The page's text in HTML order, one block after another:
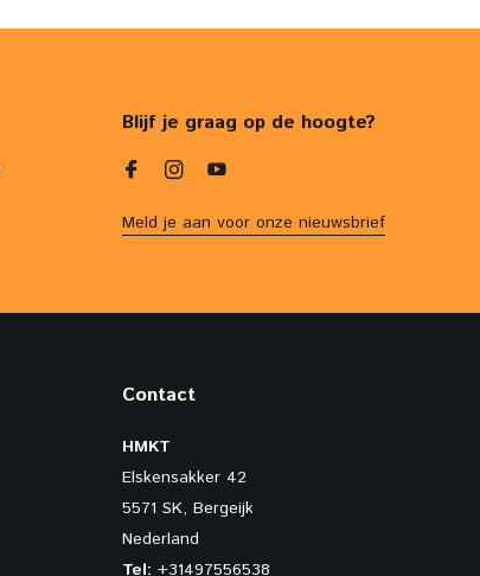
Blijf je graag op de hoogte?
Meld je aan voor onze nieuwsbrief
Contact
HMKT
Elskensakker 42
5571 SK, Bergeijk
Nederland
Tel: +31497556538